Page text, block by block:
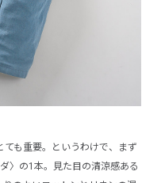
も重要。というわけで、まず
〉の1本。見た目の清涼感ある